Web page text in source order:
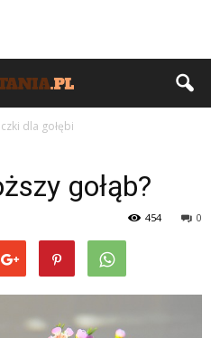
dla gołębi
gołąb?
0
454